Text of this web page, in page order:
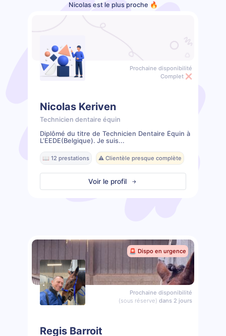
Nicolas est le plus proche 🔥
Prochaine disponibilité
Complet ❌
Nicolas Keriven
Technicien dentaire équin
Diplômé du titre de Technicien Dentaire Équin à
L’EEDE(Belgique). Je suis...
📖 12 prestations ⚠️ Clientèle presque complète
Voir le profil
🚨 Dispo en urgence
Prochaine disponibilité
(sous réserve) dans 2 jours
Regis Barroit